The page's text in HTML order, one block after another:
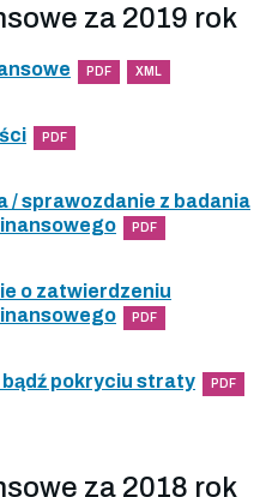
za 2019 rok
PDF XML
PDF
/ sprawozdanie z badania
PDF
o zatwierdzeniu
PDF
bądź pokryciu straty PDF
za 2018 rok